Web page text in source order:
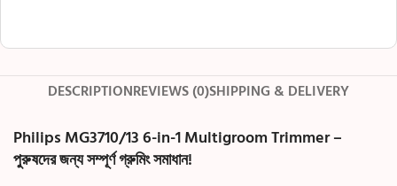
DESCRIPTIONREVIEWS (0)SHIPPING & DELIVERY
Philips MG3710/13 6-in-1 Multigroom Trimmer –
পুরুষদের জন্য সম্পূর্ণ গ্রুমিং সমাধান!